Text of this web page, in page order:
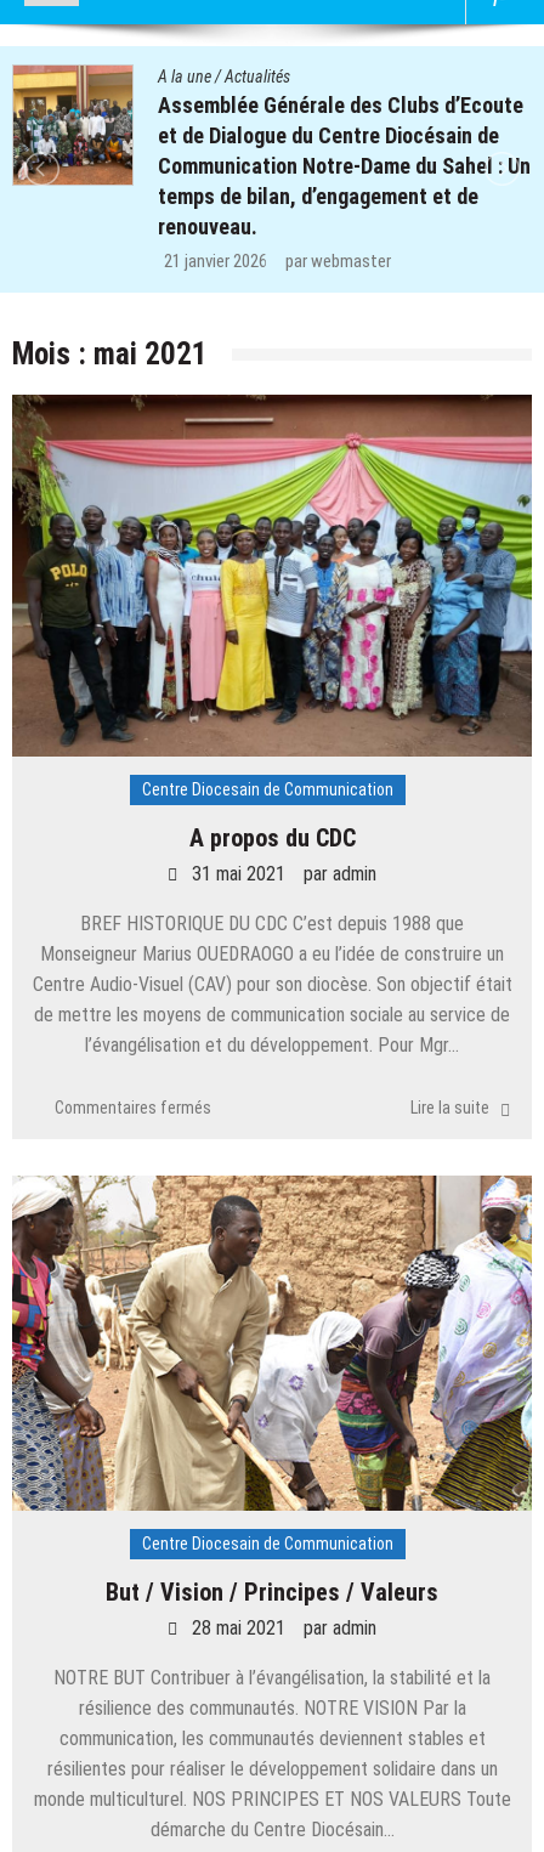
A la une/Actualités
Assemblée Générale des Clubs d’Ecoute
et de Dialogue du Centre Diocésain de
Communication Notre-Dame du Sahel : Un
temps de bilan, d’engagement et de
renouveau.
21 janvier 2026 parwebmaster
Mois : mai 2021
Centre Diocesain de Communication
A propos du CDC
31 mai 2021 par admin
BREF HISTORIQUE DU CDC C’est depuis 1988 que
Monseigneur Marius OUEDRAOGO a eu l’idée de construire un
Centre Audio-Visuel (CAV) pour son diocèse. Son objectif était
de mettre les moyens de communication sociale au service de
l’évangélisation et du développement. Pour Mgr…
Commentaires fermés
du
CDC
Lire la suite
Centre Diocesain de Communication
But / Vision / Principes / Valeurs
28 mai 2021 par admin
NOTRE BUT Contribuer à l’évangélisation, la stabilité et la
résilience des communautés. NOTRE VISION Par la
communication, les communautés deviennent stables et
résilientes pour réaliser le développement solidaire dans un
monde multiculturel. NOS PRINCIPES ET NOS VALEURS Toute
démarche du Centre Diocésain…